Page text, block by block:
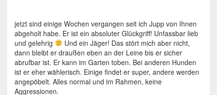
jetzt sind einige Wochen vergangen seit ich Jupp von Ihnen
abgeholt habe. Er ist ein absoluter Glückgriff! Unfassbar lieb
und gelehrig
Und ein Jäger! Das stört mich aber nicht,
dann bleibt er draußen eben an der Leine bis er sicher
abrufbar ist. Er kann im Garten toben. Bei anderen Hunden
ist er eher wählerisch. Einige findet er super, andere werden
angepöbelt. Alles normal und im Rahmen, keine
Aggressionen.